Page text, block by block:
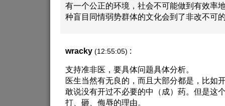
有一个公正的环境，社会不可能做到有效率
种盲目同情弱势群体的文化会到了非改不可
wracky (12:55:05) :
支持准非医，要具体问题具体分析。
医生当然有无良的，而且大部分都是，比如
敢说没有开过不必要的中（成）药。但是这
打、砸、侮辱的理由。